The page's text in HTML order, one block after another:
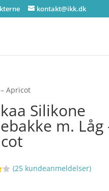
kontakt@ikk.dk
Apricot
Silikone
m. Låg
(25kundeanmeldelser)